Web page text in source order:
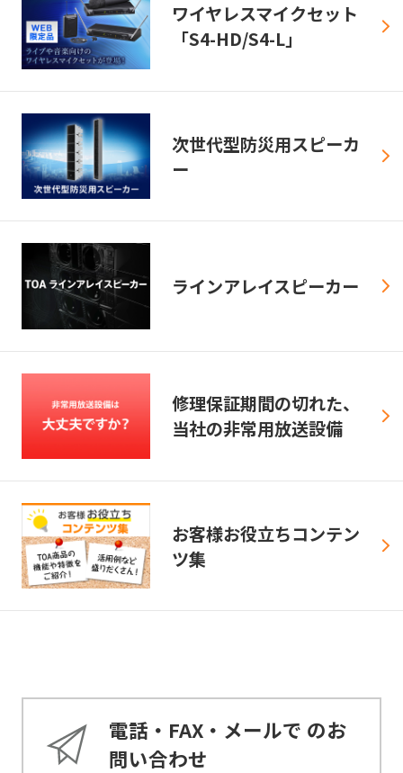
ワイヤレスマイクセット
「S4-HD/S4-L」
次世代型防災用スピーカ
ー
ラインアレイスピーカー
修理保証期間の切れた、
当社の非常用放送設備
お客様お役立ちコンテン
ツ集
電話・FAX・メールで のお
問い合わせ